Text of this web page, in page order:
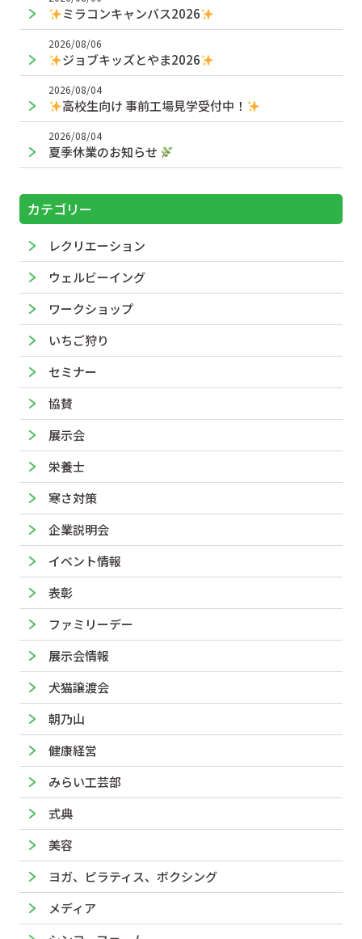
ミラコンキャンバス2026
ジョブキッズとやま2026
2026/08/06
高校生向け 事前工場見学受付中！
2026/08/04
夏季休業のお知らせ
2026/08/04
カテゴリー
レクリエーション
ウェルビーイング
ワークショップ
いちご狩り
セミナー
協賛
展示会
栄養士
寒さ対策
企業説明会
イベント情報
表彰
ファミリーデー
展示会情報
犬猫譲渡会
朝乃山
健康経営
みらい工芸部
式典
美容
ヨガ、ピラティス、ボクシング
メディア